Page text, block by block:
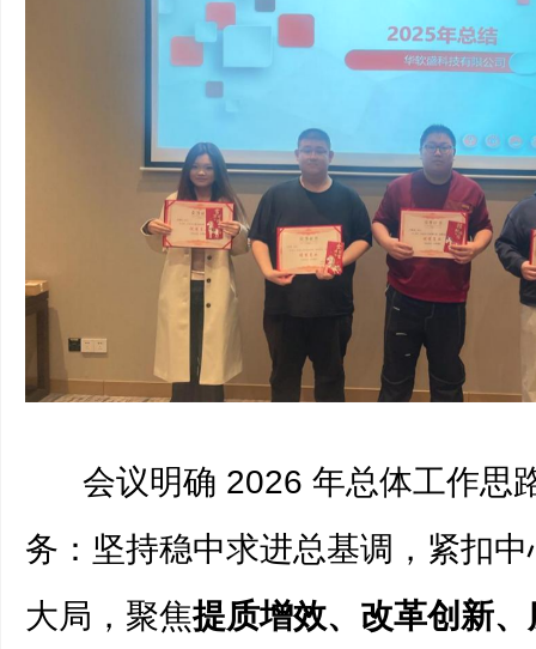
会议明确 2026 年总体工作思
务：坚持稳中求进总基调，紧扣
大局，聚焦提质增效、改革创新